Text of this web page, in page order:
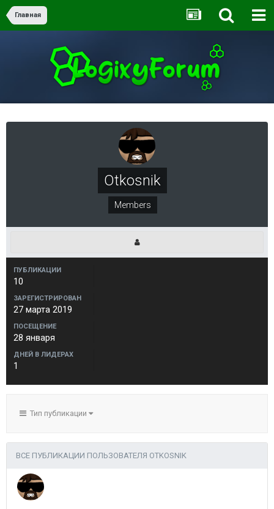
Главная
Otkosnik
Members
ПУБЛИКАЦИИ
10
ЗАРЕГИСТРИРОВАН
27 марта 2019
ПОСЕЩЕНИЕ
28 января
ДНЕЙ В ЛИДЕРАХ
1
Тип публикации
ВСЕ ПУБЛИКАЦИИ ПОЛЬЗОВАТЕЛЯ OTKOSNIK